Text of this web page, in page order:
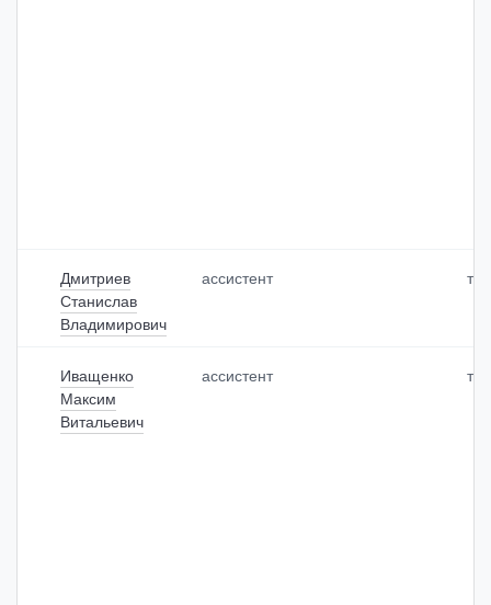
Дмитриев
Станислав
Владимирович
ассистент
Иващенко
Максим
Витальевич
ассистент